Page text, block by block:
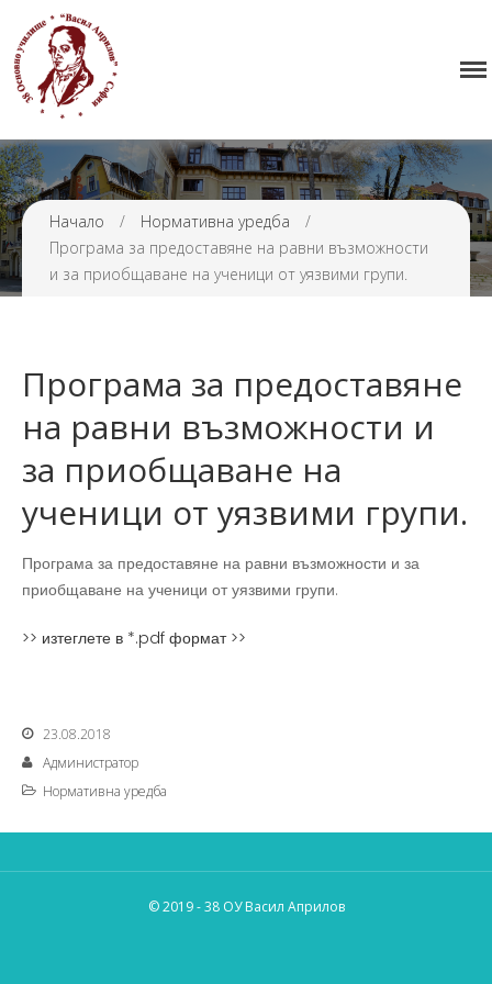
Нормативна уредба
Прием
Проекти и дейности
Седмично разписание
Галерия
Начало / Нормативна уредба
/
Програма за предоставяне на равни възможности
и за приобщаване на ученици от уязвими групи.
Програма за предоставяне
на равни възможности и
за приобщаване на
ученици от уязвими групи.
Програма за предоставяне на равни възможности и за
приобщаване на ученици от уязвими групи.
>> изтеглете в *.pdf формат >>
23.08.2018
Администратор
Нормативна уредба
© 2019 - 38 ОУ Васил Априлов